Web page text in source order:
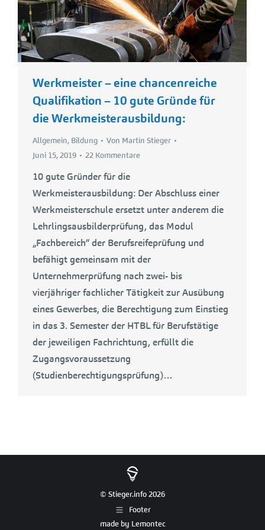
Werkmeister – eine chancenreiche
Qualifikation – 10 gute Gründe für
die Werkmeisterausbildung:
Allgemein, Bildung Von Martin Stieger
Juni 15, 2019
22 Kommentare
10 gute Gründer für die
Werkmeisterausbildung: Der Abschluss einer
Werkmeisterschule ersetzt unter anderem die
Lehrlingsausbilderprüfung, das Modul
„Fachbereich“ der Berufsreifeprüfung und
befähigt gemeinsam mit der
Unternehmerprüfung nach zwei- bis
vierjähriger fachlicher Tätigkeit zur Ausübung
eines Gewerbes, die Berechtigung zum Einstieg
in das 3. Semester der HTBL für Berufstätige
der jeweiligen Fachrichtung, erfüllt die
Zugangsvoraussetzung
(Studienberechtigungsprüfung)…
© Stieger.info 2026
Footer
made by Lemontec